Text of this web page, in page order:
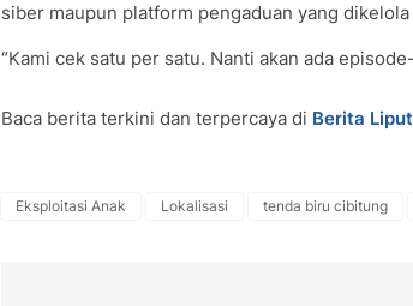
siber maupun platform pengaduan yang dikelola
“Kami cek satu per satu. Nanti akan ada
Baca berita terkini dan terpercaya di Berita
Eksploitasi Anak Lokalisasi tenda biru cibitung